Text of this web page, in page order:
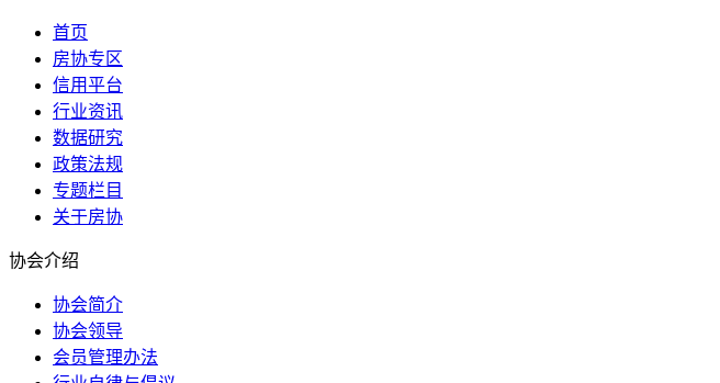
首页
房协专区
信用平台
行业资讯
数据研究
政策法规
专题栏目
关于房协
协会介绍
协会简介
协会领导
会员管理办法